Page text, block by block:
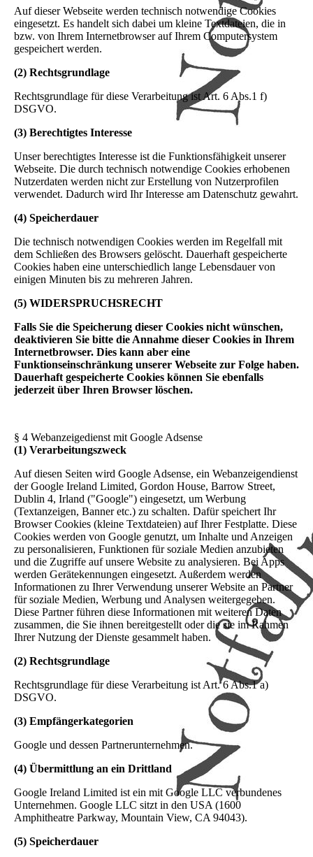
Auf dieser Webseite werden technisch notwendige Cookies
eingesetzt. Es handelt sich dabei um kleine Textdateien, die in
bzw. von Ihrem Internetbrowser auf Ihrem Computersystem
gespeichert werden.
(2) Rechtsgrundlage
Rechtsgrundlage für diese Verarbeitung ist Art. 6 Abs.1 f)
DSGVO.
(3) Berechtigtes Interesse
Unser berechtigtes Interesse ist die Funktionsfähigkeit unserer
Webseite. Die durch technisch notwendige Cookies erhobenen
Nutzerdaten werden nicht zur Erstellung von Nutzerprofilen
verwendet. Dadurch wird Ihr Interesse am Datenschutz gewahrt.
(4) Speicherdauer
Die technisch notwendigen Cookies werden im Regelfall mit
dem Schließen des Browsers gelöscht. Dauerhaft gespeicherte
Cookies haben eine unterschiedlich lange Lebensdauer von
einigen Minuten bis zu mehreren Jahren.
(5) WIDERSPRUCHSRECHT
Falls Sie die Speicherung dieser Cookies nicht wünschen,
deaktivieren Sie bitte die Annahme dieser Cookies in Ihrem
Internetbrowser. Dies kann aber eine
Funktionseinschränkung unserer Webseite zur Folge haben.
Dauerhaft gespeicherte Cookies können Sie ebenfalls
jederzeit über Ihren Browser löschen.
§ 4 Webanzeigedienst mit Google Adsense
(1) Verarbeitungszweck
Auf diesen Seiten wird Google Adsense, ein Webanzeigendienst
der Google Ireland Limited, Gordon House, Barrow Street,
Dublin 4, Irland ("Google") eingesetzt, um Werbung
(Textanzeigen, Banner etc.) zu schalten. Dafür speichert Ihr
Browser Cookies (kleine Textdateien) auf Ihrer Festplatte. Diese
Cookies werden von Google genutzt, um Inhalte und Anzeigen
zu personalisieren, Funktionen für soziale Medien anzubieten
und die Zugriffe auf unsere Website zu analysieren. Bei Apps
werden Gerätekennungen eingesetzt. Außerdem werden
Informationen zu Ihrer Verwendung unserer Website an Partner
für soziale Medien, Werbung und Analysen weitergegeben.
Diese Partner führen diese Informationen mit weiteren Daten
zusammen, die Sie ihnen bereitgestellt oder die sie im Rahmen
Ihrer Nutzung der Dienste gesammelt haben.
(2) Rechtsgrundlage
Rechtsgrundlage für diese Verarbeitung ist Art. 6 Abs.1 a)
DSGVO.
(3) Empfängerkategorien
Google und dessen Partnerunternehmen.
(4) Übermittlung an ein Drittland
Google Ireland Limited ist ein mit Google LLC verbundenes
Unternehmen. Google LLC sitzt in den USA (1600
Amphitheatre Parkway, Mountain View, CA 94043).
(5) Speicherdauer